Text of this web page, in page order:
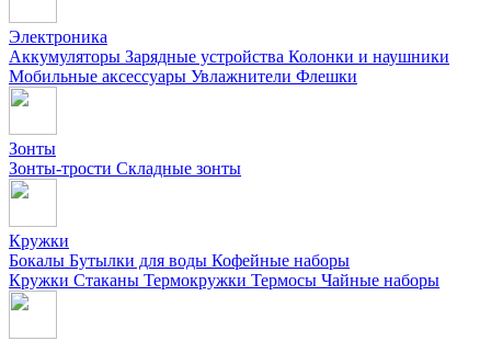
Электроника
Аккумуляторы Зарядные устройства Колонки и наушники
Мобильные аксессуары Увлажнители Флешки
Зонты
Зонты-трости Складные зонты
Кружки
Бокалы Бутылки для воды Кофейные наборы
Кружки Стаканы Термокружки Термосы Чайные наборы